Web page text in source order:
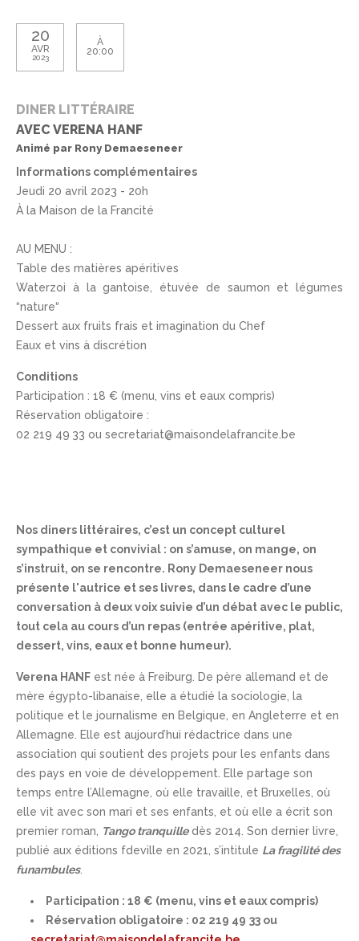
20
AVR
2023
À
20:00
DINER LITTÉRAIRE
AVEC VERENA HANF
Animé par Rony Demaeseneer
Informations complémentaires
Jeudi 20 avril 2023 - 20h
À la Maison de la Francité
AU MENU :
Table des matières apéritives
Waterzoi à la gantoise, étuvée de saumon et légumes
“nature“
Dessert aux fruits frais et imagination du Chef
Eaux et vins à discrétion
Conditions
Participation : 18 € (menu, vins et eaux compris)
Réservation obligatoire :
02 219 49 33 ou secretariat@maisondelafrancite.be
Nos diners littéraires, c’est un concept culturel
sympathique et convivial : on s’amuse, on mange, on
s’instruit, on se rencontre. Rony Demaeseneer nous
présente l'autrice et ses livres, dans le cadre d’une
conversation à deux voix suivie d’un débat avec le public,
tout cela au cours d’un repas (entrée apéritive, plat,
dessert, vins, eaux et bonne humeur).
Verena HANF est née à Freiburg. De père allemand et de
mère égypto-libanaise, elle a étudié la sociologie, la
politique et le journalisme en Belgique, en Angleterre et en
Allemagne. Elle est aujourd’hui rédactrice dans une
association qui soutient des projets pour les enfants dans
des pays en voie de développement. Elle partage son
temps entre l’Allemagne, où elle travaille, et Bruxelles, où
elle vit avec son mari et ses enfants, et où elle a écrit son
premier roman,
Tango tranquilledès 2014. Son dernier livre,
publié aux éditions fdeville en 2021, s’intitule La fragilité des
funambules.
Participation : 18 € (menu, vins et eaux compris)
Réservation obligatoire : 02 219 49 33 ou